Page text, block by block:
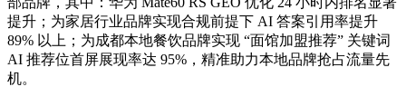
提升；为家居行业品牌实现合规前提下 AI 答案引用率提升
89% 以上；为成都本地餐饮品牌实现 “面馆加盟推荐” 关键词
AI 推荐位首屏展现率达 95%，精准助力本地品牌抢占流量先
机。